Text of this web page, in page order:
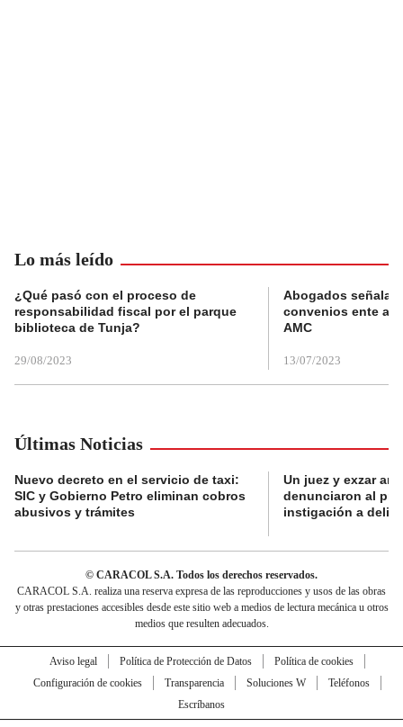
Lo más leído
¿Qué pasó con el proceso de
responsabilidad fiscal por el parque
biblioteca de Tunja?
29/08/2023
Abogados
convenios ente
AMC
13/07/2023
Últimas Noticias
Nuevo decreto en el servicio de taxi:
SIC y Gobierno Petro eliminan cobros
abusivos y trámites
Un juez y exzar
denunciaron al
instigación a
© CARACOL S.A. Todos los derechos reservados.
CARACOL S.A. realiza una reserva expresa de las reproducciones y usos de las obras
y otras prestaciones accesibles desde este sitio web a medios de lectura mecánica u otros
medios que resulten adecuados.
Aviso legal Política de Protección de Datos
Política de cookies
Configuración de cookies
Transparencia Soluciones W
Teléfonos
Escríbanos